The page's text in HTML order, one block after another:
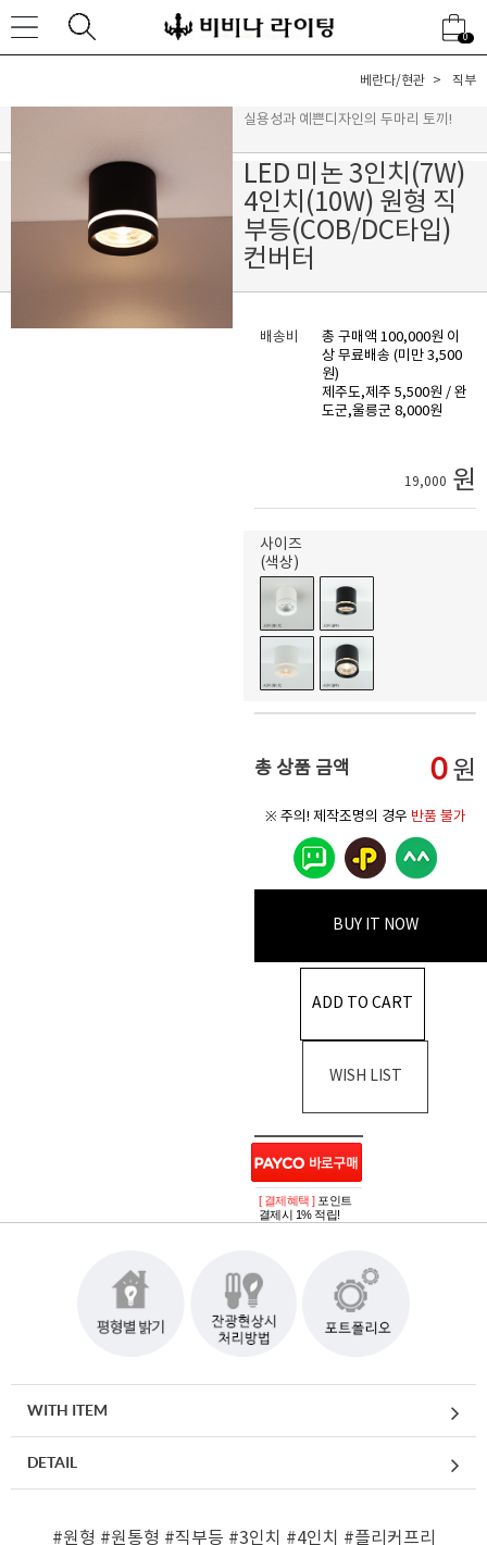
0
베란다/현관 직부
실용성과 예쁜디자인의 두마리 토끼!
LED 미논 3인치(7W)
4인치(10W) 원형 직
부등(COB/DC타입)
컨버터
배송비
총 구매액 100,000원 이
상 무료배송 (미만 3,500
원)
제주도,제주 5,500원 / 완
도군,울릉군 8,000원
19,000 원
사이즈
(색상)
총 상품 금액 0원
※ 주의! 제작조명의 경우 반품 불가
BUY IT NOW
ADD TO CART
WISH LIST
[ 결제혜택 ] 포인트
결제시 1% 적립!
WITH ITEM
DETAIL
#원형 #원통형 #직부등 #3인치 #4인치 #플리커프리